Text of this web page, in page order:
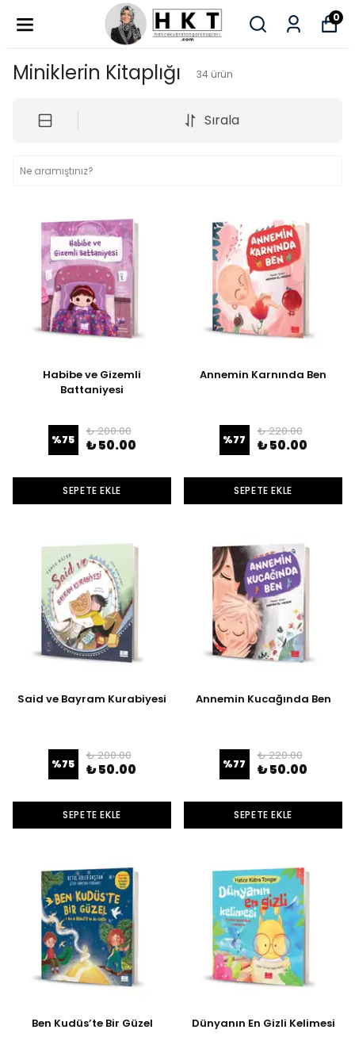
0
Miniklerin Kitaplığı 34 ürün
Sırala
Habibe ve Gizemli
Battaniyesi
%75
₺ 200.00
₺ 50.00
SEPETE EKLE
Annemin Karnında Ben
%77
₺ 220.00
₺ 50.00
SEPETE EKLE
Said ve Bayram Kurabiyesi
%75
₺ 200.00
₺ 50.00
SEPETE EKLE
Annemin Kucağında Ben
%77
₺ 220.00
₺ 50.00
SEPETE EKLE
Ben Kudüs’te Bir Güzel Dünyanın En Gizli Kelimesi